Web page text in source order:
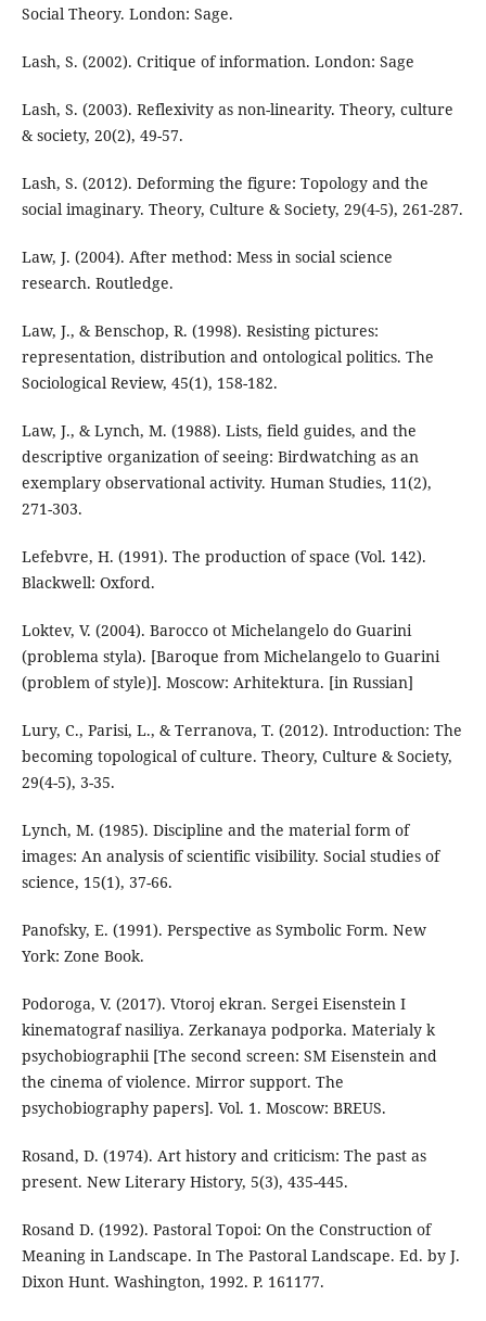
Social Theory. London: Sage.
Lash, S. (2002). Critique of information. London: Sage
Lash, S. (2003). Reflexivity as non-linearity. Theory, culture
& society, 20(2), 49-57.
Lash, S. (2012). Deforming the figure: Topology and the
social imaginary. Theory, Culture & Society, 29(4-5), 261-287.
Law, J. (2004). After method: Mess in social science
research. Routledge.
Law, J., & Benschop, R. (1998). Resisting pictures:
representation, distribution and ontological politics. The
Sociological Review, 45(1), 158-182.
Law, J., & Lynch, M. (1988). Lists, field guides, and the
descriptive organization of seeing: Birdwatching as an
exemplary observational activity. Human Studies, 11(2),
271-303.
Lefebvre, H. (1991). The production of space (Vol. 142).
Blackwell: Oxford.
Loktev, V. (2004). Barocco ot Michelangelo do Guarini
(problema styla). [Baroque from Michelangelo to Guarini
(problem of style)]. Moscow: Arhitektura. [in Russian]
Lury, C., Parisi, L., & Terranova, T. (2012). Introduction: The
becoming topological of culture. Theory, Culture & Society,
29(4-5), 3-35.
Lynch, M. (1985). Discipline and the material form of
images: An analysis of scientific visibility. Social studies of
science, 15(1), 37-66.
Panofsky, E. (1991). Perspective as Symbolic Form. New
York: Zone Book.
Podoroga, V. (2017). Vtoroj ekran. Sergei Eisenstein I
kinematograf nasiliya. Zerkanaya podporka. Materialy k
psychobiographii [The second screen: SM Eisenstein and
the cinema of violence. Mirror support. The
psychobiography papers]. Vol. 1. Moscow: BREUS.
Rosand, D. (1974). Art history and criticism: The past as
present. New Literary History, 5(3), 435-445.
Rosand D. (1992). Pastoral Topoi: On the Construction of
Meaning in Landscape. In The Pastoral Landscape. Ed. by J.
Dixon Hunt. Washington, 1992. P. 161177.